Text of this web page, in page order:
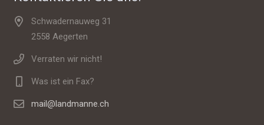
Schwadernauweg 31
2558 Aegerten
Verraten wir nicht!
Was ist ein Fax?
mail@landmanne.ch